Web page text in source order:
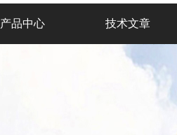
产品中心 技术文章